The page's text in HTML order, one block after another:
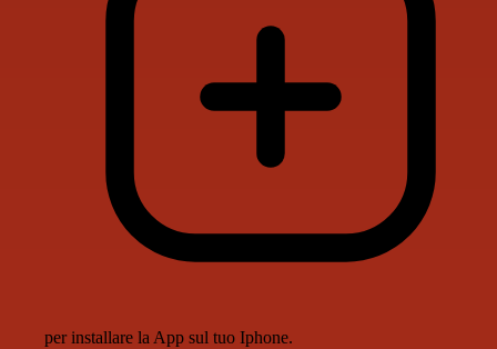
per installare la App sul tuo Iphone.